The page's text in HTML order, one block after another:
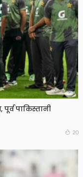
पाकिस्तानी
20